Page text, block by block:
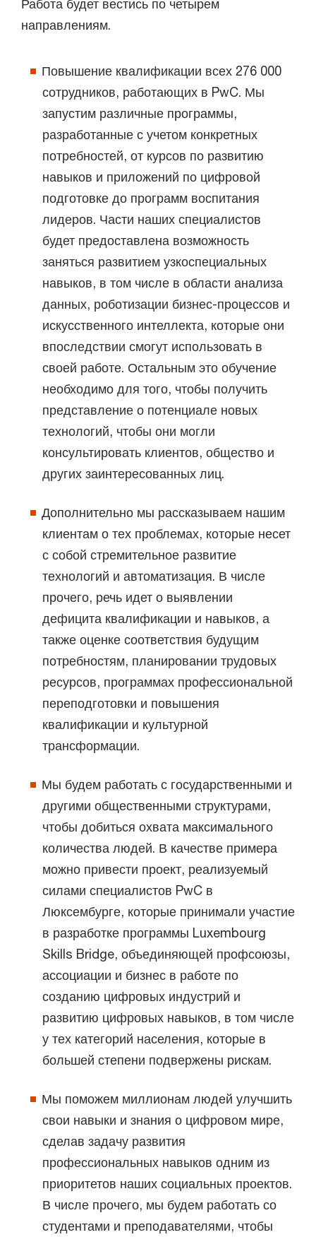
Работа будет вестись по четырем
направлениям.
Повышение квалификации всех 276 000
сотрудников, работающих в PwC. Мы
запустим различные программы,
разработанные с учетом конкретных
потребностей, от курсов по развитию
навыков и приложений по цифровой
подготовке до программ воспитания
лидеров. Части наших специалистов
будет предоставлена возможность
заняться развитием узкоспециальных
навыков, в том числе в области анализа
данных, роботизации бизнес-процессов и
искусственного интеллекта, которые они
впоследствии смогут использовать в
своей работе. Остальным это обучение
необходимо для того, чтобы получить
представление о потенциале новых
технологий, чтобы они могли
консультировать клиентов, общество и
других заинтересованных лиц.
Дополнительно мы рассказываем нашим
клиентам о тех проблемах, которые несет
с собой стремительное развитие
технологий и автоматизация. В числе
прочего, речь идет о выявлении
дефицита квалификации и навыков, а
также оценке соответствия будущим
потребностям, планировании трудовых
ресурсов, программах профессиональной
переподготовки и повышения
квалификации и культурной
трансформации.
Мы будем работать с государственными и
другими общественными структурами,
чтобы добиться охвата максимального
количества людей. В качестве примера
можно привести проект, реализуемый
силами специалистов PwC в
Люксембурге, которые принимали участие
в разработке программы Luxembourg
Skills Bridge, объединяющей профсоюзы,
ассоциации и бизнес в работе по
созданию цифровых индустрий и
развитию цифровых навыков, в том числе
у тех категорий населения, которые в
большей степени подвержены рискам.
Мы поможем миллионам людей улучшить
свои навыки и знания о цифровом мире,
сделав задачу развития
профессиональных навыков одним из
приоритетов наших социальных проектов.
В числе прочего, мы будем работать со
студентами и преподавателями, чтобы